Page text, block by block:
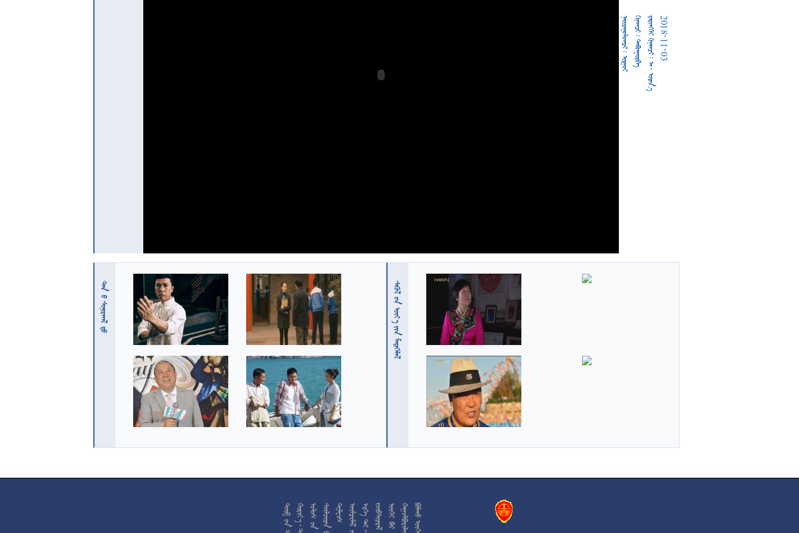
         2018-11-03
    
